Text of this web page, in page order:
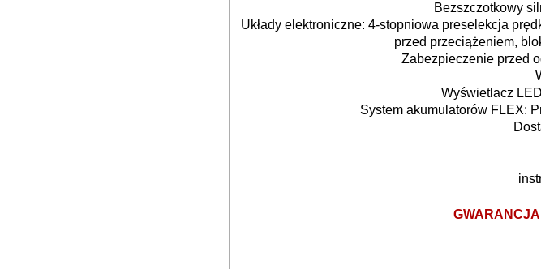
Bezszczotkowy
Układy elektroniczne: 4-stopniowa preselekcja
przed przeciążeniem,
Zabezpieczenie przed
Wyświetlacz
System akumulatorów FLEX:
GWARANCJA